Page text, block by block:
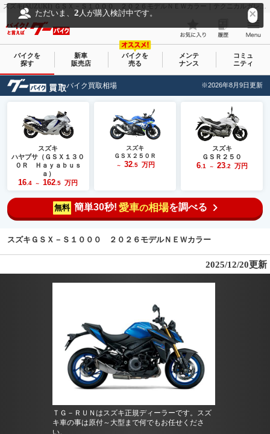
スズキ(SUZUKI) ＧＳＸ－Ｓ１０００ ２０２６モデルＮＥＷカラー｜テクニカルガレージ ＲＵＮ｜新車・中古バイクなら【グーバイク(GooBike)】
ただいま、2 人が購入検討中です。
バイクを
探す
新車
販売店
バイクを
売る
メンテ
ナンス
コミュ
ニティ
バイク買取相場 ※2026年8月9日更新
スズキ
ハヤブサ（ＧＳＸ１３０
０Ｒ Ｈａｙａｂｕｓ
ａ）
16 .4 ～ 162 .5 万円
スズキ
ＧＳＸ２５０Ｒ
～ 32.5 万円
スズキ
ＧＳＲ２５０
6.1 ～ 23.2 万円
無料 簡単30秒! 愛車の相場を調べる
スズキＧＳＸ－Ｓ１０００ ２０２６モデルＮＥＷカラー
2025/12/20更新
ＴＧ－ＲＵＮはスズキ正規ディーラーです。スズ
キ車の事は原付～大型まで何でもお任せくださ
い。